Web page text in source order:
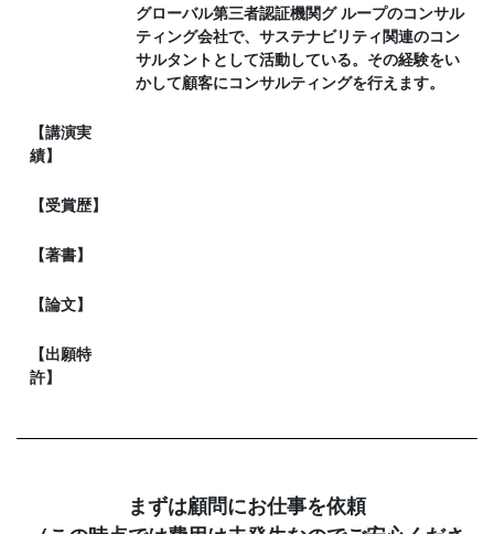
グローバル第三者認証機関グ ループのコンサル
ティング会社で、サステナビリティ関連のコン
サルタントとして活動している。その経験をい
かして顧客にコンサルティングを行えます。
【講演実
績】
【受賞歴】
【著書】
【論文】
【出願特
許】
まずは顧問にお仕事を依頼